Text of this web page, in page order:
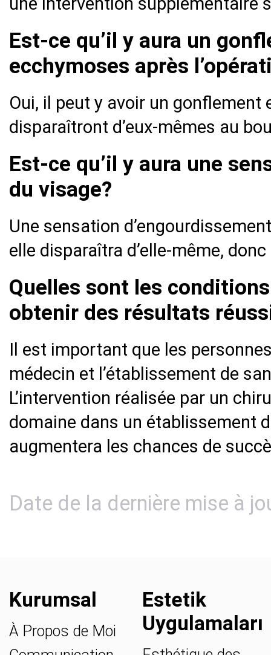
Est-ce qu’il y aura un
ecchymoses après
Oui, il peut y avoir un gonflement
disparaîtront d’eux-mêmes au
Est-ce qu’il y aura une
du visage?
Une sensation
elle disparaîtra d’elle-même,
Quelles sont les
obtenir des résultats
Il est important que les
médecin et l’établissement de
L’intervention réalisée par un
domaine dans un établissement
augmentera les chances de
Date de la dernière mise à
Kurumsal
À Propos de Moi
Estetik
Uygulamaları